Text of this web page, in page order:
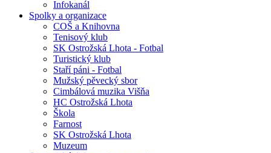
Infokanál
Spolky a organizace
COŠ a Knihovna
Tenisový klub
SK Ostrožská Lhota - Fotbal
Turistický klub
Staří páni - Fotbal
Mužský pěvecký sbor
Cimbálová muzika Višňa
HC Ostrožská Lhota
Škola
Farnost
SK Ostrožská Lhota
Muzeum